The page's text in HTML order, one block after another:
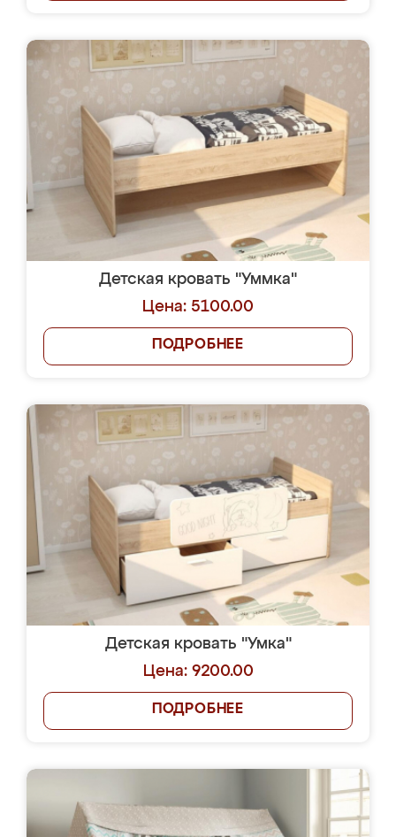
Детская кровать "Уммка"
Цена: 5100.00
ПОДРОБНЕЕ
Детская кровать "Умка"
Цена: 9200.00
ПОДРОБНЕЕ